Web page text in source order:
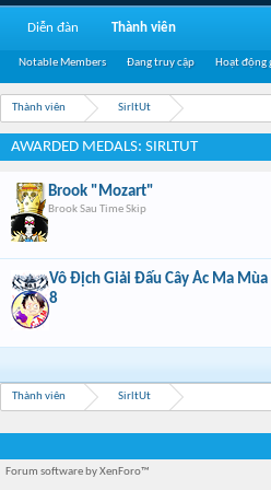
Thành viên SirltUt
AWARDED MEDALS: SIRLTUT
Brook "Mozart"
Brook Sau Time Skip
Vô Địch Giải Đấu Cây Ác Ma Mùa
8
Thành viên SirltUt
Diễn đàn Thành viên
Notable Members Đang truy cập Hoạt động
Forum software by XenForo™